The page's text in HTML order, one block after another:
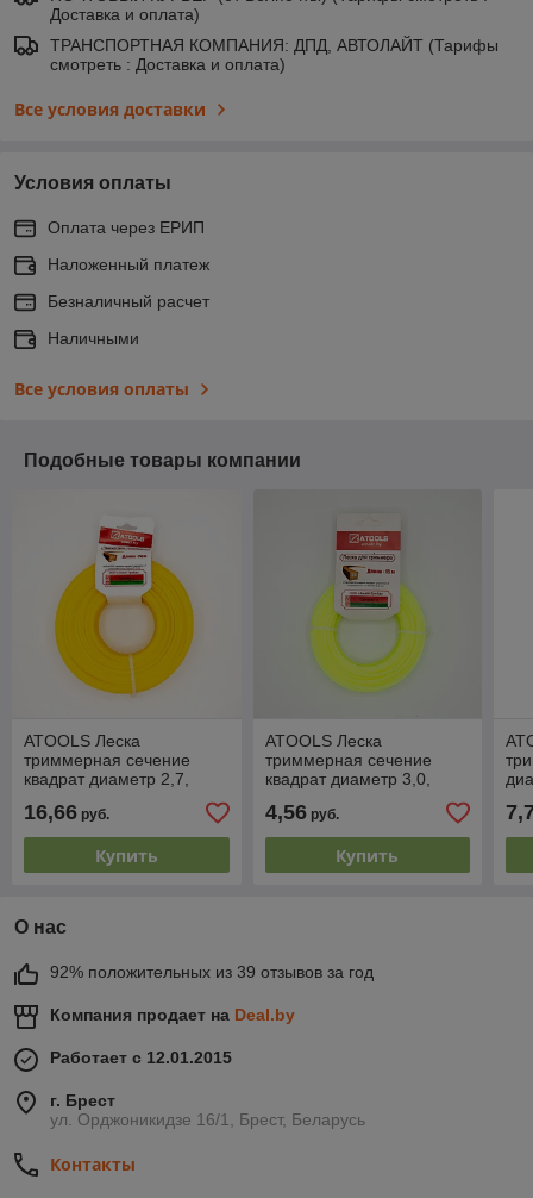
Доставка и оплата)
ТРАНСПОРТНАЯ КОМПАНИЯ: ДПД, АВТОЛАЙТ (Тарифы
смотреть : Доставка и оплата)
Все условия доставки
Условия оплаты
Оплата через ЕРИП
Наложенный платеж
Безналичный расчет
Наличными
Все условия оплаты
Подобные товары компании
ATOOLS Леска
триммерная сечение
квадрат диаметр 2,7,
ЛТК-027070
16,66 руб.
Купить
ATOOLS Леска
триммерная сечение
квадрат диаметр 3,0,
ЛТК-030015
4,56руб.
Купить
О нас
92% положительных из 39 отзывов за год
Компания продает на Deal.by
Работает с 12.01.2015
г. Брест
ул. Орджоникидзе 16/1, Брест, Беларусь
Контакты